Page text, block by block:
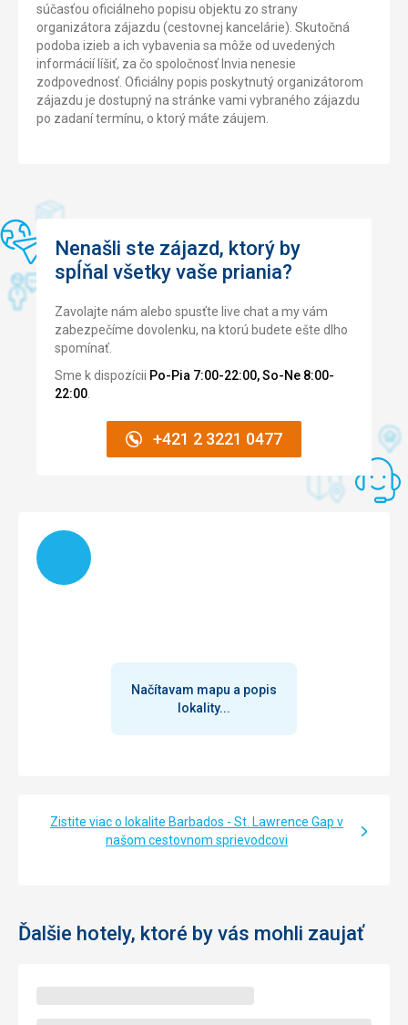
súčasťou oficiálneho popisu objektu zo strany
organizátora zájazdu (cestovnej kancelárie). Skutočná
podoba izieb a ich vybavenia sa môže od uvedených
informácií líšiť, za čo spoločnosť Invia nenesie
zodpovednosť. Oficiálny popis poskytnutý organizátorom
zájazdu je dostupný na stránke vami vybraného zájazdu
po zadaní termínu, o ktorý máte záujem.
Nenašli ste zájazd, ktorý by
spĺňal všetky vaše priania?
Zavolajte nám alebo spusťte live chat a my vám
zabezpečíme dovolenku, na ktorú budete ešte dlho
spomínať.
Sme k dispozícii Po-Pia 7:00-22:00, So-Ne 8:00-
22:00.
+421 2 3221 0477
Načítam
Načítavam mapu a popis
lokality...
Zistite viac o lokalite Barbados - St. Lawrence Gap v
našom cestovnom sprievodcovi
Ďalšie hotely, ktoré by vás mohli zaujať